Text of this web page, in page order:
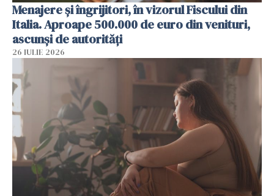
Menajere și îngrijitori, în vizorul Fiscului din
Italia. Aproape 500.000 de euro din venituri,
ascunși de autorități
26 IULIE 2026